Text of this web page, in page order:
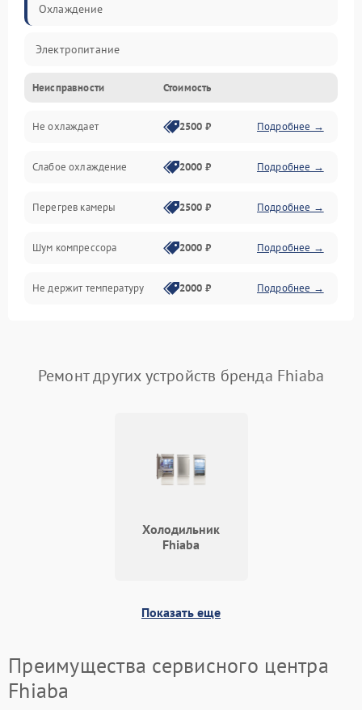
Охлаждение
Электропитание
Неисправности Стоимость
Не охлаждает 2500 ₽ Подробнее →
Слабое охлаждение 2000 ₽ Подробнее →
Перегрев камеры 2500 ₽ Подробнее →
Шум компрессора 2000 ₽ Подробнее →
Не держит температуру 2000 ₽ Подробнее →
Ремонт других устройств бренда Fhiaba
Холодильник
Fhiaba
Показать еще
Преимущества сервисного центра
Fhiaba